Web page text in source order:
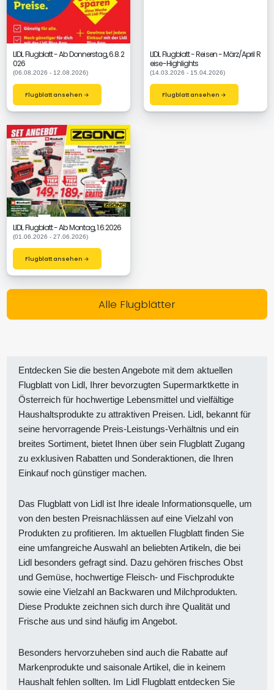
LIDL Flugblatt - Ab Donnerstag, 6.8.2
026
(06.08.2026 - 12.08.2026)
Flugblatt ansehen →
LIDL Flugblatt - Reisen - März/April R
eise-Highlights
(14.03.2026 - 15.04.2026)
Flugblatt ansehen →
LIDL Flugblatt - Ab Montag, 1.6.2026
(01.06.2026 - 27.06.2026)
Flugblatt ansehen →
Alle Flugblätter
Entdecken Sie die besten Angebote mit dem aktuellen
Flugblatt von Lidl, Ihrer bevorzugten Supermarktkette in
Österreich für hochwertige Lebensmittel und vielfältige
Haushaltsprodukte zu attraktiven Preisen. Lidl, bekannt für
seine hervorragende Preis-Leistungs-Verhältnis und ein
breites Sortiment, bietet Ihnen über sein Flugblatt Zugang
zu exklusiven Rabatten und Sonderaktionen, die Ihren
Einkauf noch günstiger machen.
Das Flugblatt von Lidl ist Ihre ideale Informationsquelle, um
von den besten Preisnachlässen auf eine Vielzahl von
Produkten zu profitieren. Im aktuellen Flugblatt finden Sie
eine umfangreiche Auswahl an beliebten Artikeln, die bei
Lidl besonders gefragt sind. Dazu gehören frisches Obst
und Gemüse, hochwertige Fleisch- und Fischprodukte
sowie eine Vielzahl an Backwaren und Milchprodukten.
Diese Produkte zeichnen sich durch ihre Qualität und
Frische aus und sind häufig im Angebot.
Besonders hervorzuheben sind auch die Rabatte auf
Markenprodukte und saisonale Artikel, die in keinem
Haushalt fehlen sollten. Im Lidl Flugblatt entdecken Sie